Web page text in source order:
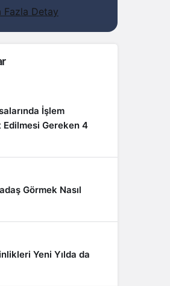
Fazla Detay
İşlem
Gereken 4
Görmek Nasıl
Yeni Yılda da